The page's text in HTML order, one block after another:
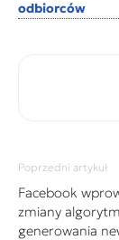
odbiorców
Poprzedni artykuł
Facebook
zmiany
generowania